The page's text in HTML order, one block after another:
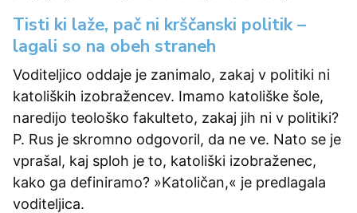
Tisti ki laže, pač ni krščanski politik –
lagali so na obeh straneh
Voditeljico oddaje je zanimalo, zakaj v politiki ni
katoliških izobražencev. Imamo katoliške šole,
naredijo teološko fakulteto, zakaj jih ni v politiki?
P. Rus je skromno odgovoril, da ne ve. Nato se je
vprašal, kaj sploh je to, katoliški izobraženec,
kako ga definiramo? »Katoličan,« je predlagala
voditeljica.